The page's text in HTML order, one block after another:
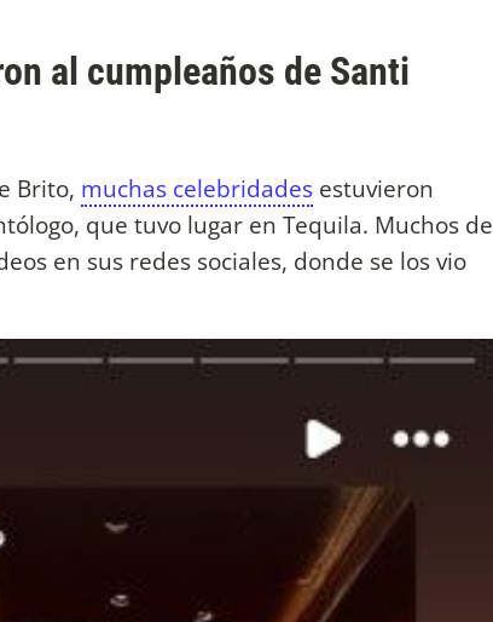
al cumpleaños de Santi
Brito, muchas celebridades estuvieron
que tuvo lugar en Tequila. Muchos de
en sus redes sociales, donde se los vio